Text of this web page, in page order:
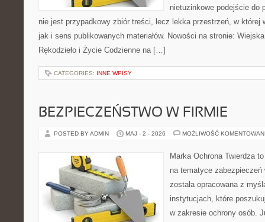
nietuzinkowe podejście do
nie jest przypadkowy zbiór treści, lecz lekka przestrzeń, w której
jak i sens publikowanych materiałów. Nowości na stronie:
Rękodzieło i Życie Codzienne na […]
CATEGORIES: INNE WPISY
BEZPIECZEŃSTWO W FIRMIE
POSTED BY ADMIN MAJ - 2 - 2026 MOŻLIWOŚĆ
Marka Ochrona Twierdza
na tematyce
została opracowana z
instytucjach, które
w zakresie ochrony osób.